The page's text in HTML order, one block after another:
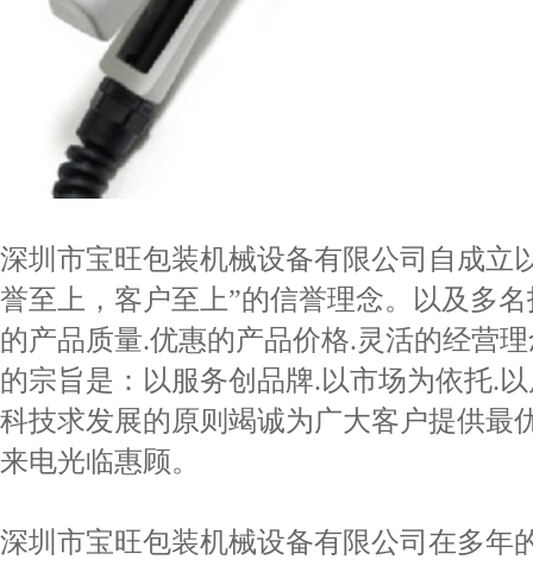
深圳市宝旺包装机械设备有限公司自成立
誉至上，客户至上”的信誉理念。以及多
的产品质量.优惠的产品价格.灵活的经营
的宗旨是：以服务创品牌.以市场为依托.
科技求发展的原则竭诚为广大客户提供最
来电光临惠顾。
深圳市宝旺包装机械设备有限公司在多年